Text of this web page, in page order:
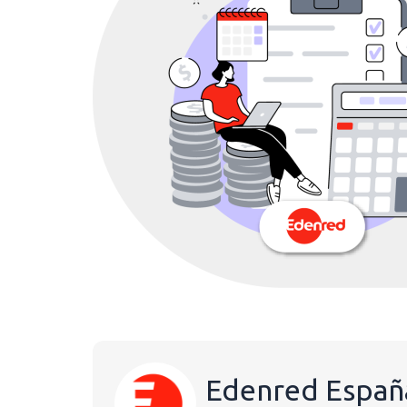
Edenred